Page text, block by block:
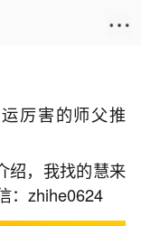
23 3 赞
厉害的师父推
绍，我找的慧来
：zhihe0624